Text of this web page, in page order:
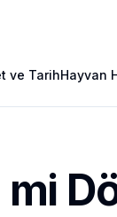
ve TarihHayvan